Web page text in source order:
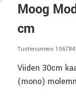
Moog
cm
Tuotenumero
Viiden 30cm
(mono)